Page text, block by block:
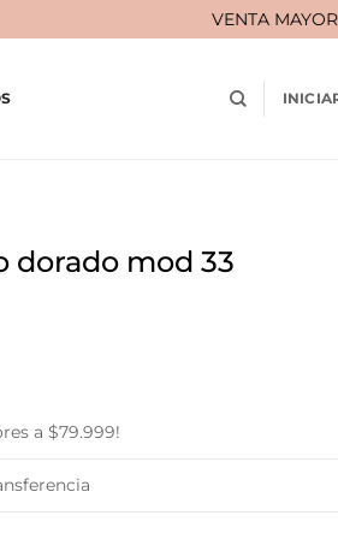
VENTA MAYORISTA // 🚚 ¡Envío
dorado mod 33
a $79.999!